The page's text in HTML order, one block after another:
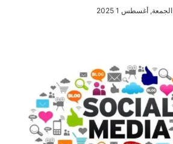
الجمعة, أغسطس 1 2025